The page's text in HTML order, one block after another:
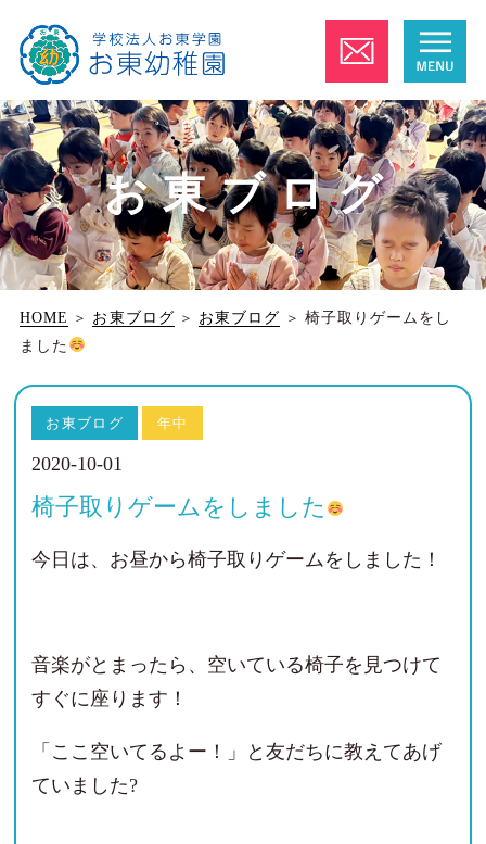
お東ブログ
HOME ＞ お東ブログ ＞ お東ブログ ＞ 椅子取りゲームをし
ました
お東ブログ 年中
2020-10-01
椅子取りゲームをしました
今日は、お昼から椅子取りゲームをしました！
音楽がとまったら、空いている椅子を見つけて
すぐに座ります！
「ここ空いてるよー！」と友だちに教えてあげ
ていました?